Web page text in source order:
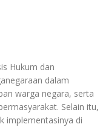
Hukum dan
dalam
warga negara, serta
Selain itu,
implementasinya di